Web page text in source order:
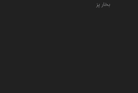
بخار پز